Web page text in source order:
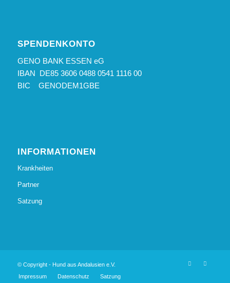
SPENDENKONTO
GENO BANK ESSEN eG
IBAN DE85 3606 0488 0541 1116 00
BIC GENODEM1GBE
INFORMATIONEN
Krankheiten
Partner
Satzung
© Copyright - Hund aus Andalusien e.V.
Impressum
Datenschutz Satzung